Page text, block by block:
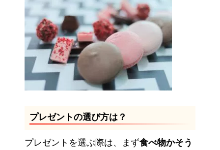
プレゼントの選び方は？
プレゼントを選ぶ際は、まず食べ物かそう